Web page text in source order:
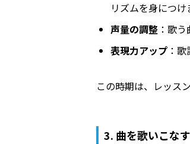
リズムを身につけ
声量の調整 ：歌
表現力アップ ：
この時期は、レッス
3. 曲を歌いこな